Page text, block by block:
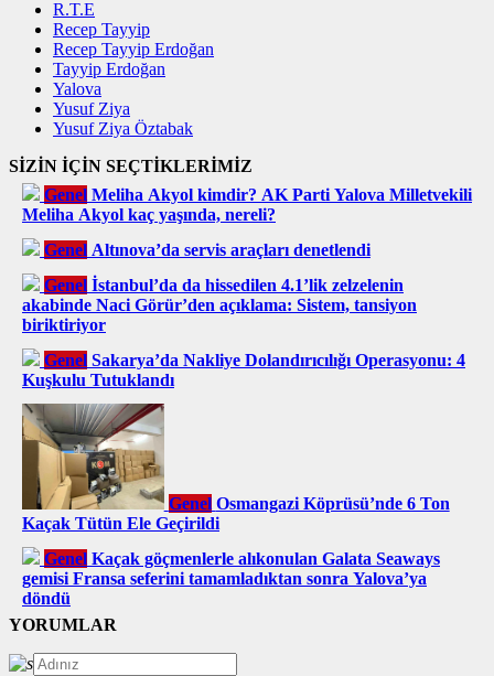
R.T.E
Recep Tayyip
Recep Tayyip Erdoğan
Tayyip Erdoğan
Yalova
Yusuf Ziya
Yusuf Ziya Öztabak
SİZİN İÇİN SEÇTİKLERİMİZ
Genel Meliha Akyol kimdir? AK Parti Yalova Milletvekili
Meliha Akyol kaç yaşında, nereli?
Genel Altınova’da servis araçları denetlendi
Genel İstanbul’da da hissedilen 4.1’lik zelzelenin
akabinde Naci Görür’den açıklama: Sistem, tansiyon
biriktiriyor
Genel Sakarya’da Nakliye Dolandırıcılığı Operasyonu: 4
Kuşkulu Tutuklandı
Genel Osmangazi Köprüsü’nde 6 Ton
Kaçak Tütün Ele Geçirildi
Genel Kaçak göçmenlerle alıkonulan Galata Seaways
gemisi Fransa seferini tamamladıktan sonra Yalova’ya
döndü
YORUMLAR